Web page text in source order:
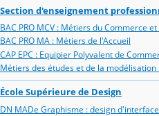
Section d'enseignement
BAC PRO MCV : Métiers du Commerce
BAC PRO MA : Métiers de l'Accueil
CAP EPC : Equipier Polyvalent de
Métiers des études et de la
École Supérieure de Design
DN MADe Graphisme : design